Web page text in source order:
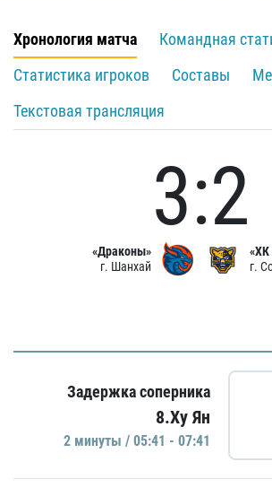
Хронология матча
Командная
Статистика игроков
Составы
Текстовая трансляция
«Драконы»
г. Шанхай
3:2
«ХК
г.
Задержка соперника
8.Ху Ян
2 минуты / 05:41 - 07:41